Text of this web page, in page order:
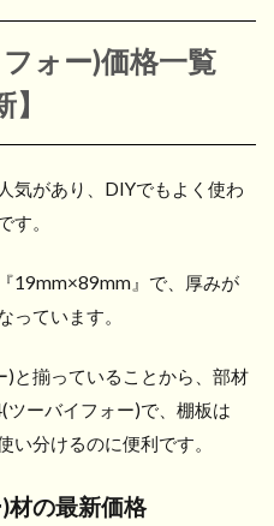
ォー)価格一覧
気があり、DIYでもよく使わ
す。
19mm×89mm』で、厚みが
っています。
と揃っていることから、部材
ーバイフォー)で、棚板は
分けるのに便利です。
材の最新価格